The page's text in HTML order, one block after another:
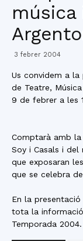
música
3 febrer 2004
Us convidem a
de Teatre,
9 de febrer a les
Comptarà amb
Soy i Casals i del
que exposaran
que se celebra
En la
tota la
Temporada 2004.